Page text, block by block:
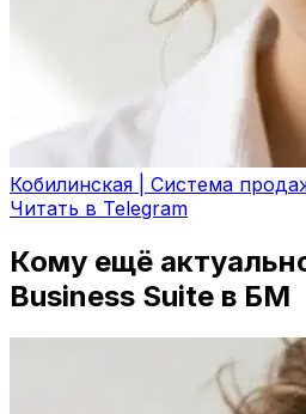
Кобилинская | Система
Читать в Telegram
Кому ещё
Business Suite в БМ